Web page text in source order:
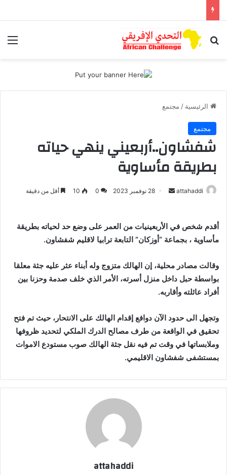
بحث عن
الرئيسية / مجتمع
مجتمع
شفشاون..أربعيني ينهي حياته
بطريقة مأساوية
attahaddi
أرسل 28 نوفمبر 2023 0
10 أقل من دقيقة
أقدم شخص في الأربعينيات من العمر على وضع حد لحياته بطريقة
مأساوية ، بجماعة “أوزكان” التابعة ترابيا لاقليم شفشاون.
وقالت مصادر محلية، إن الهالك متزوج وله أبناء عثر عليه جثة معلقا
بواسطة حبل داخل منزل أسرته، الأمر الذي خلف صدمة وحزنا بين
أفراد عائلته وأقاربه.
وتجهل الى حدود الآن دوافع إقدام الهالك على الانتحار، حيث تم فتح
تحقيق في الواقعة من طرف مصالح الدرك الملكي لتحديد ظروفها
وملابساتها في وقت تم فيه نقل جثة الهالك صوب مستودع الاموات
بمستشفى شفشاون الاقليمي.
attahaddi